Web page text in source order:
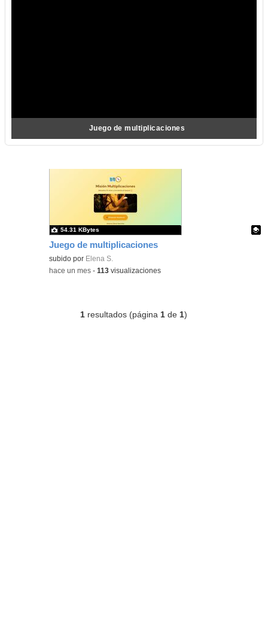
Juego de multiplicaciones
Juego de multiplicaciones
Contenido educativo.
subido por Elena S.
54.31 KBytes
-hace un mes -113 visualizaciones
1 resultados (página 1 de 1)